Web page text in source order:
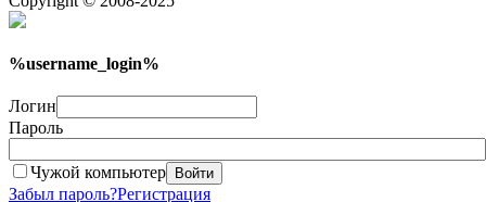
%username_login%
Логин
Пароль
Чужой компьютер Войти
Забыл пароль?Регистрация